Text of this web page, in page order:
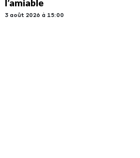
l’amiable
3 août 2026 à 15:00